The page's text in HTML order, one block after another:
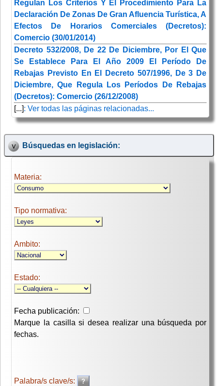
Regulan Los Criterios Y El Procedimiento Para La
Declaración De Zonas De Gran Afluencia Turística, A
Efectos De Horarios Comerciales (Decretos):
Comercio (30/01/2014)
Decreto 532/2008, De 22 De Diciembre, Por El Que
Se Establece Para El Año 2009 El Período De
Rebajas Previsto En El Decreto 507/1996, De 3 De
Diciembre, Que Regula Los Períodos De Rebajas
(Decretos): Comercio (26/12/2008)
[...]: Ver todas las páginas relacionadas...
Búsquedas en legislación:
Materia:
Tipo normativa:
Ambito:
Estado:
Fecha publicación:
Marque la casilla si desea realizar una búsqueda por
fechas.
Palabra/s clave/s: